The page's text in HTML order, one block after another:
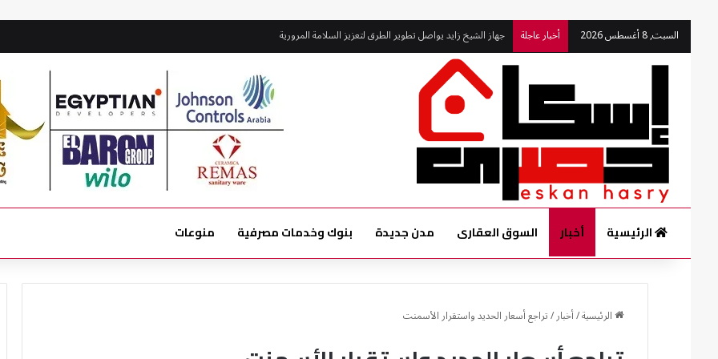
السبت, 8 أغسطس 2026 أخبار عاجلة
جهود متواصلة للحفاظ على مستوى النظافة بحدائق أكتوبر
الرئيسية أخبار السوق العقارى مدن جديدة بنوك وخدمات مصرفية منوعات
الرئيسية/أخبار/تراجع أسعار الحديد واستقرار الأسمنت